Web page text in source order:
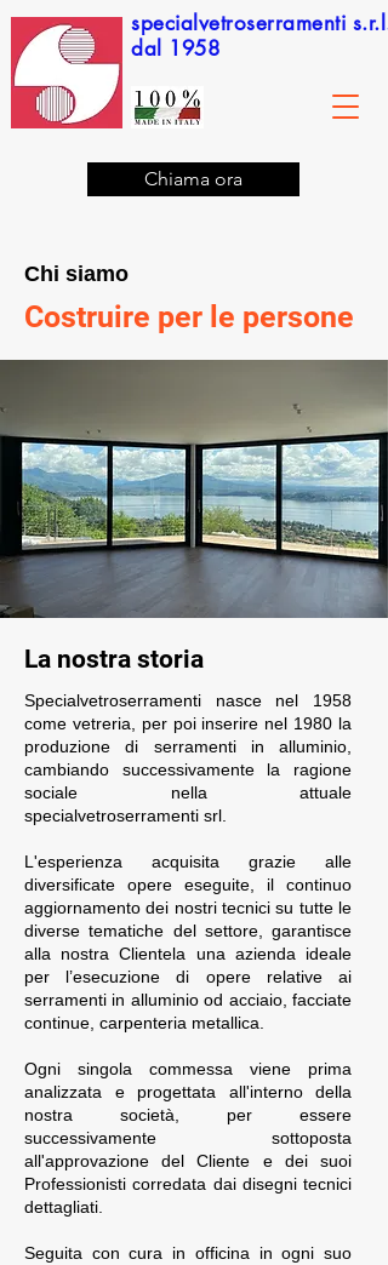
Chiama ora
specialvetroserramenti s.r.l.
dal 1958
Chi siamo
Costruire per le persone
La nostra storia
Specialvetroserramenti nasce nel 1958
come vetreria, per poi inserire nel 1980 la
produzione di serramenti in alluminio,
cambiando successivamente la ragione
sociale nella attuale
specialvetroserramenti srl.
L'esperienza acquisita grazie alle
diversificate opere eseguite, il continuo
aggiornamento dei nostri tecnici su tutte le
diverse tematiche del settore, garantisce
alla nostra Clientela una azienda ideale
per l’esecuzione di opere relative ai
serramenti in alluminio od acciaio, facciate
continue, carpenteria metallica.
Ogni singola commessa viene prima
analizzata e progettata all'interno della
nostra società, per essere
successivamente sottoposta
all'approvazione del Cliente e dei suoi
Professionisti corredata dai disegni tecnici
dettagliati.
Seguita con cura in officina in ogni suo